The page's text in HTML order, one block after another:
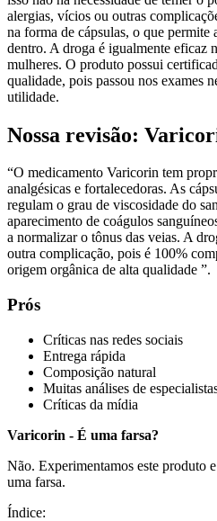
alergias, vícios ou outras
na forma de cápsulas, o que permite
dentro. A droga é igualmente eficaz
mulheres. O produto possui
qualidade, pois passou nos exames
utilidade.
Nossa revisão:
“O medicamento Varicorin tem
analgésicas e fortalecedoras. As
regulam o grau de viscosidade do
aparecimento de coágulos
a normalizar o tônus ​​das veias. A
outra complicação, pois é 100%
origem orgânica de alta qualidade ”.
Prós
Críticas nas redes sociais
Entrega rápida
Composição natural
Muitas análises de
Críticas da mídia
Varicorin - É uma farsa?
Não. Experimentamos este produto
uma farsa.
Índice: